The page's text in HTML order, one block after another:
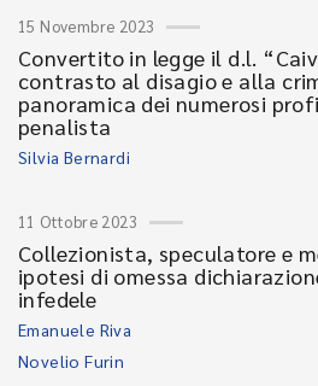
15 Novembre 2023
Convertito in legge il d.l.
contrasto al disagio e alla
panoramica dei numerosi
penalista
Silvia Bernardi
11 Ottobre 2023
Collezionista, speculatore e
ipotesi di omessa
infedele
Emanuele Riva
Novelio Furin